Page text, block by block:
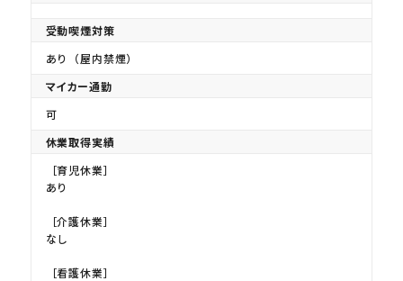
受動喫煙対策
あり（屋内禁煙）
マイカー通勤
可
休業取得実績
［育児休業］
あり
［介護休業］
なし
［看護休業］